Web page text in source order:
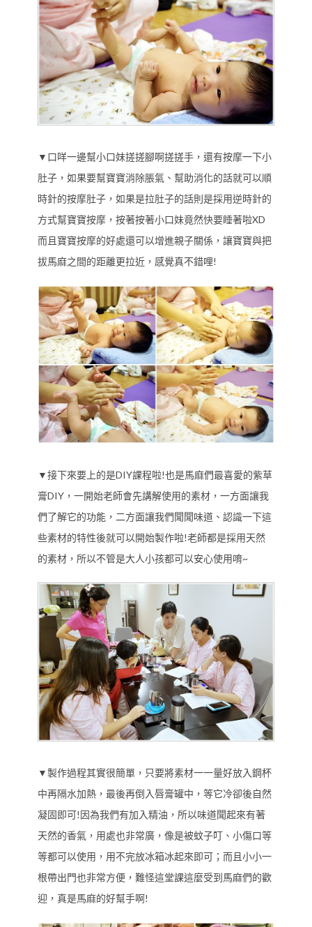
▼口咩一邊幫小口妹搓搓腳啊搓搓手，還有按摩一下小
肚子，如果要幫寶寶消除脹氣、幫助消化的話就可以順
時針的按摩肚子，如果是拉肚子的話則是採用逆時針的
方式幫寶寶按摩，按著按著小口妹竟然快要睡著啦XD
而且寶寶按摩的好處還可以增進親子關係，讓寶寶與把
拔馬麻之間的距離更拉近，感覺真不錯哩!
▼接下來要上的是DIY課程啦!也是馬麻們最喜愛的紫草
膏DIY，一開始老師會先講解使用的素材，一方面讓我
們了解它的功能，二方面讓我們聞聞味道、認識一下這
些素材的特性後就可以開始製作啦!老師都是採用天然
的素材，所以不管是大人小孩都可以安心使用唷~
▼製作過程其實很簡單，只要將素材一一量好放入鋼杯
中再隔水加熱，最後再倒入唇膏罐中，等它冷卻後自然
凝固即可!因為我們有加入精油，所以味道聞起來有著
天然的香氣，用處也非常廣，像是被蚊子叮、小傷口等
等都可以使用，用不完放冰箱冰起來即可；而且小小一
根帶出門也非常方便，難怪這堂課這麼受到馬麻們的歡
迎，真是馬麻的好幫手啊!